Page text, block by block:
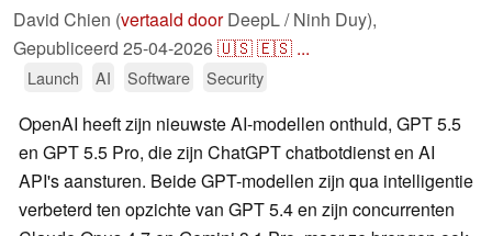
David Chien (vertaald doorDeepL / Ninh Duy),
Gepubliceerd 25-04-2026🇺🇸🇪🇸 ...
Launch AI Software Security
OpenAI heeft zijn nieuwste AI-modellen onthuld, GPT 5.5
en GPT 5.5 Pro, die zijn ChatGPT chatbotdienst en AI
API's aansturen. Beide GPT-modellen zijn qua intelligentie
verbeterd ten opzichte van GPT 5.4 en zijn concurrenten